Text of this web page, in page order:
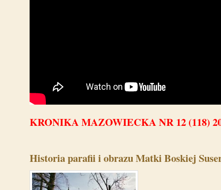
KRONIKA MAZOWIECKA NR 12 (118)
Historia parafii i obrazu Matki Boskiej